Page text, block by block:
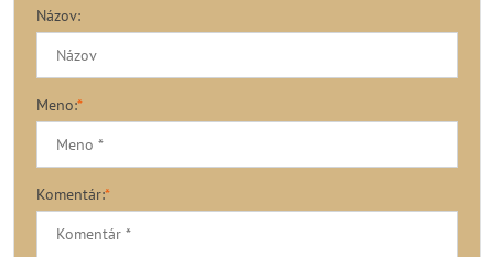
Názov:
Meno:*
Komentár:*